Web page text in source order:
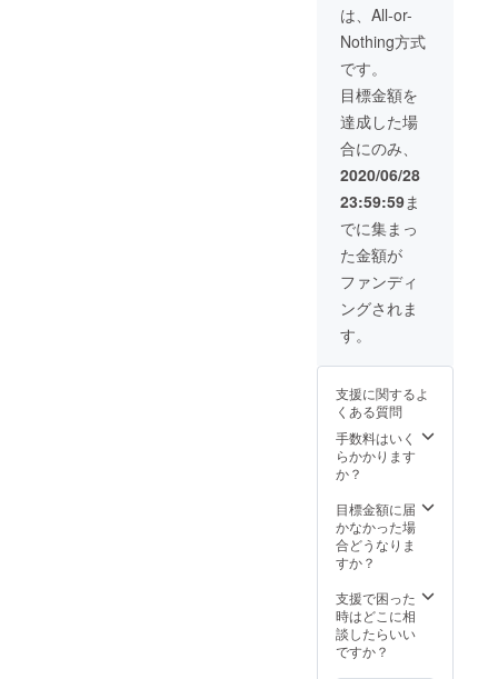
は、All-or-
Nothing方式
です。
目標金額を
達成した場
合にのみ、
2020/06/28
23:59:59ま
でに集まっ
た金額が
ファンディ
ングされま
す。
支援に関するよ
くある質問
手数料はいく
らかかります
か？
目標金額に届
かなかった場
合どうなりま
すか？
支援で困った
時はどこに相
談したらいい
ですか？